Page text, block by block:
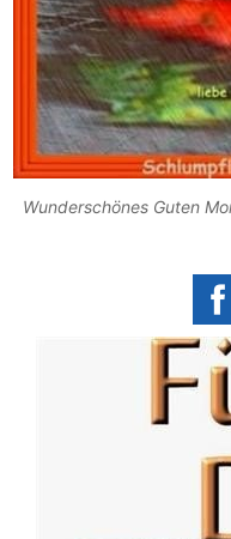
Wunderschönes Guten